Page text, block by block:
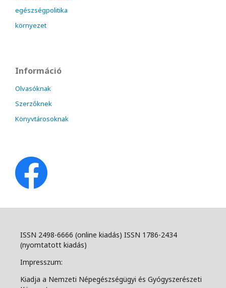
egészségpolitika
környezet
Információ
Olvasóknak
Szerzőknek
Könyvtárosoknak
ISSN 2498-6666 (online kiadás) ISSN 1786-2434
(nyomtatott kiadás)
Impresszum:
Kiadja a Nemzeti Népegészségügyi és Gyógyszerészeti